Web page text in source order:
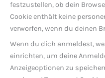
festzustellen, ob dein
Cookie enthält keine
verworfen, wenn du deinen
Wenn du dich anmeldest,
einrichten, um deine
Anzeigeoptionen zu